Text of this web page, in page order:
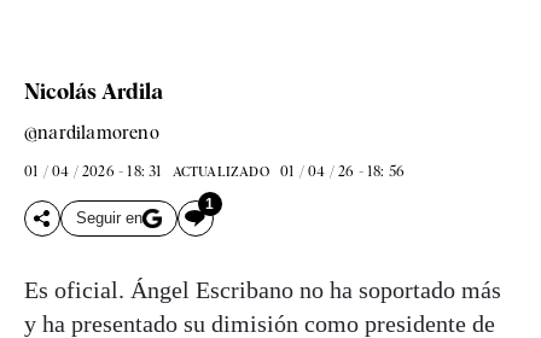
Nicolás Ardila
@nardilamoreno
01 / 04 / 2026 - 18: 31 ACTUALIZADO 01 / 04 / 26 - 18: 56
Seguir en
1
Es oficial. Ángel Escribano no ha soportado más
y ha presentado su dimisión como presidente de